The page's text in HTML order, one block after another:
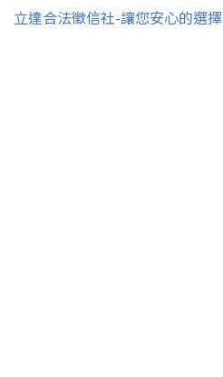
立達合法徵信社-讓您安心的選擇